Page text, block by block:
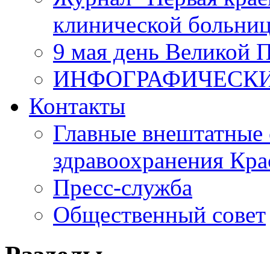
клинической
9 мая день Великой
Контакты
Главные внештатные
здравоохранения
Пресс-служба
Общественный совет